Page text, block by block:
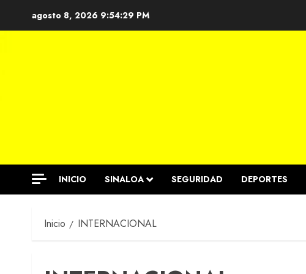
agosto 8, 2026 9:54:30 PM
INICIO SINALOA SEGURIDAD DEPORTES
Inicio INTERNACIONAL